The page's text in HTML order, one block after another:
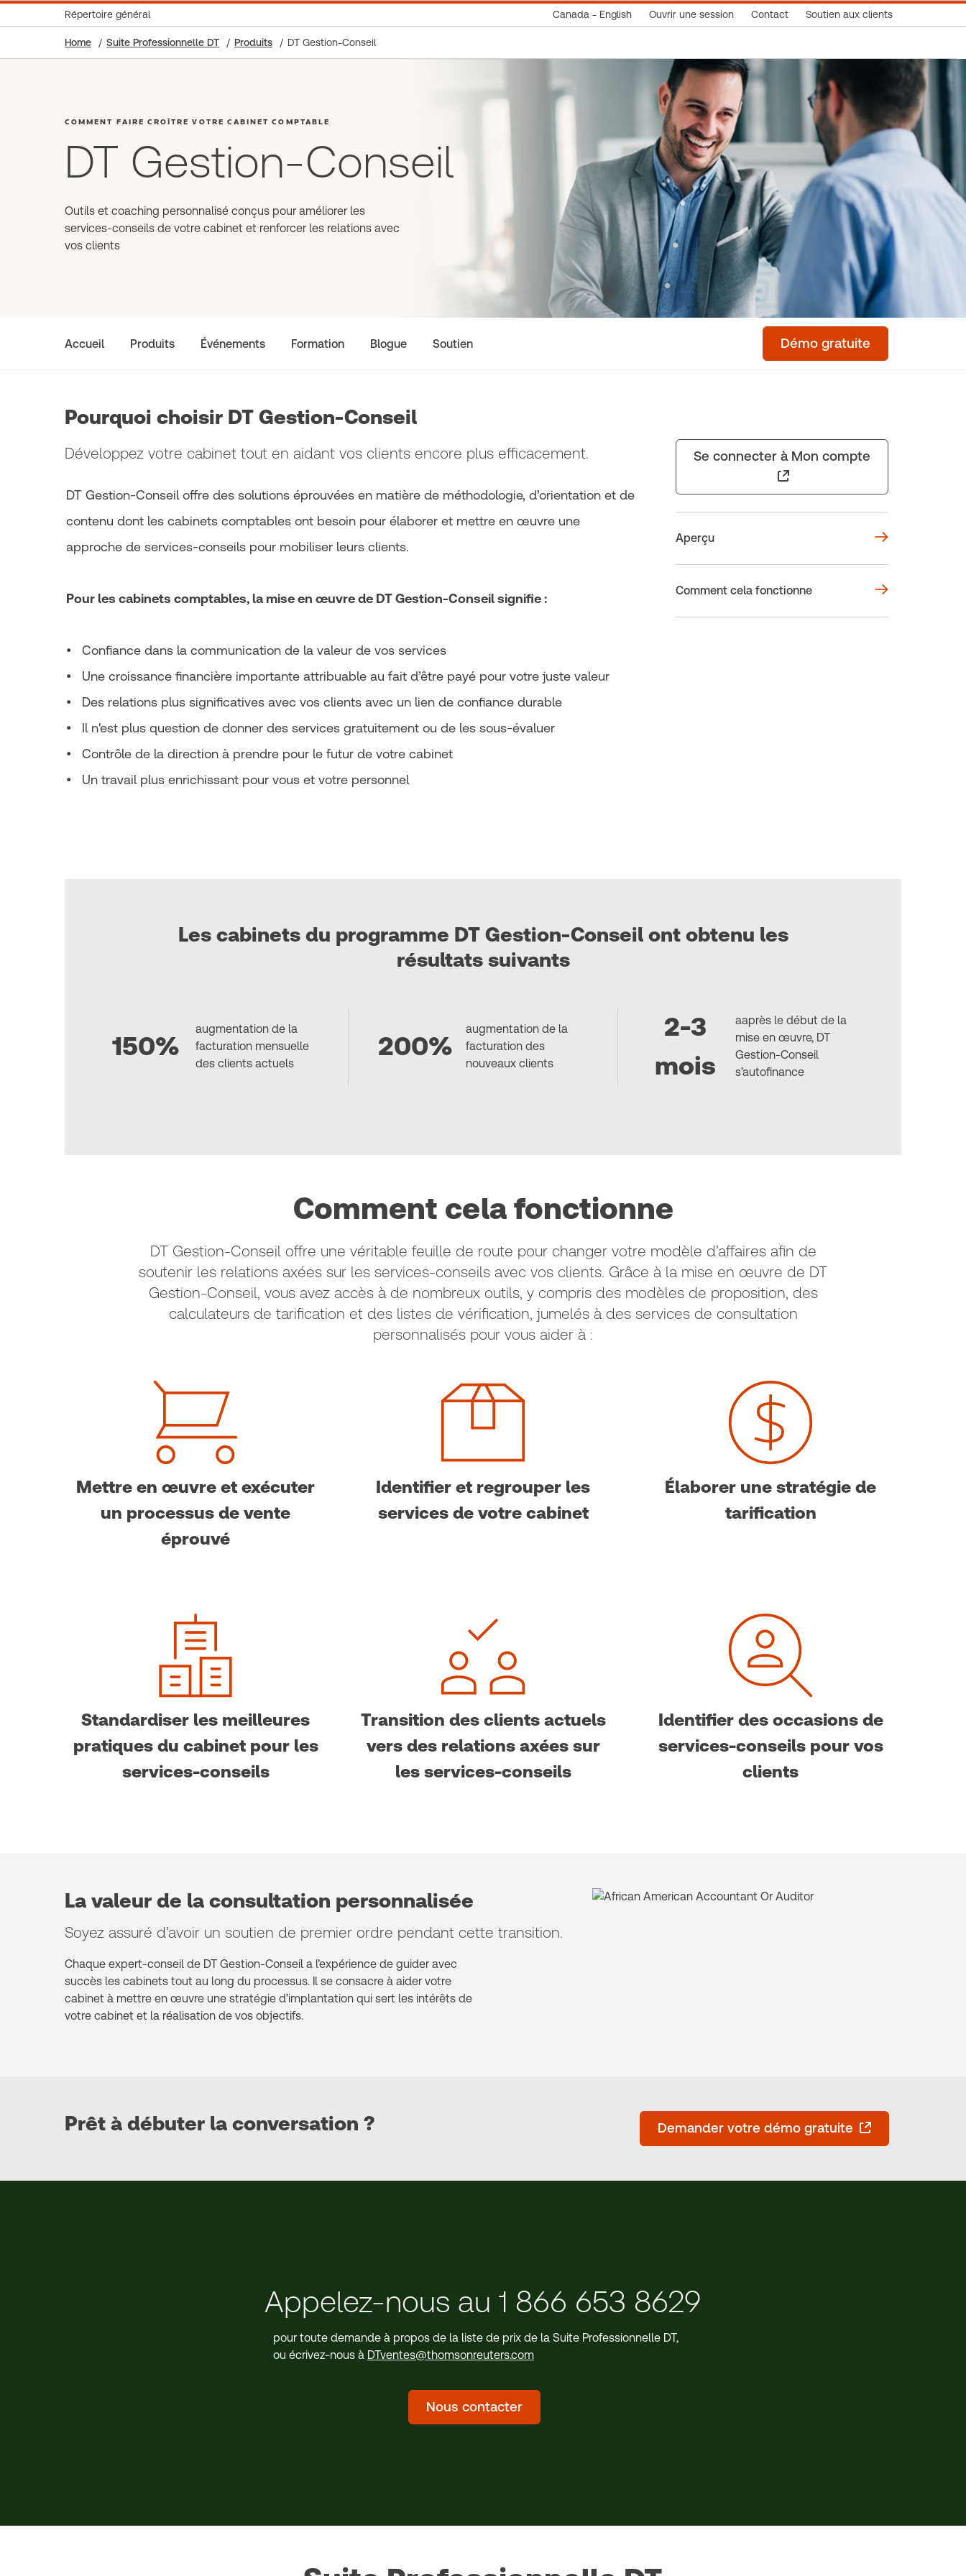
Répertoire général Canada - English Ouvrir une session Contact Soutien aux clients
Home Suite Professionnelle DT Produits DT Gestion-Conseil
COMMENT FAIRE CROÎTRE VOTRE CABINET COMPTABLE
DT Gestion-Conseil
Outils et coaching personnalisé conçus pour améliorer les
services-conseils de votre cabinet et renforcer les relations avec
vos clients
Accueil Produits Événements Formation Blogue Soutien Démo gratuite
Pourquoi choisir DT Gestion-Conseil
Développez votre cabinet tout en aidant vos clients encore plus efficacement.
DT Gestion-Conseil offre des solutions éprouvées en matière de méthodologie, d’orientation et de
contenu dont les cabinets comptables ont besoin pour élaborer et mettre en œuvre une
approche de services-conseils pour mobiliser leurs clients.
Pour les cabinets comptables, la mise en œuvre de DT Gestion-Conseil signifie :
• Confiance dans la communication de la valeur de vos services
• Une croissance financière importante attribuable au fait d’être payé pour votre juste valeur
• Des relations plus significatives avec vos clients avec un lien de confiance durable
• Il n'est plus question de donner des services gratuitement ou de les sous-évaluer
• Contrôle de la direction à prendre pour le futur de votre cabinet
• Un travail plus enrichissant pour vous et votre personnel
Se connecter à Mon compte
Aperçu
Comment cela fonctionne
Les cabinets du programme DT Gestion-Conseil ont obtenu les
résultats suivants
150%
augmentation de la
facturation mensuelle
des clients actuels
200%
augmentation de la
facturation des
nouveaux clients
2-3
mois
aaprès le début de la
mise en œuvre, DT
Gestion-Conseil
s’autofinance
Comment cela fonctionne
DT Gestion-Conseil offre une véritable feuille de route pour changer votre modèle d’affaires afin de
soutenir les relations axées sur les services-conseils avec vos clients. Grâce à la mise en œuvre de DT
Gestion-Conseil, vous avez accès à de nombreux outils, y compris des modèles de proposition, des
calculateurs de tarification et des listes de vérification, jumelés à des services de consultation
personnalisés pour vous aider à :
Mettre en œuvre et exécuter
un processus de vente
éprouvé
Identifier et regrouper les
services de votre cabinet
Élaborer une stratégie de
tarification
Standardiser les meilleures
pratiques du cabinet pour les
services-conseils
Transition des clients actuels
vers des relations axées sur
les services-conseils
Identifier des occasions de
services-conseils pour vos
clients
La valeur de la consultation personnalisée
Soyez assuré d’avoir un soutien de premier ordre pendant cette transition.
Chaque expert-conseil de DT Gestion-Conseil a l’expérience de guider avec
succès les cabinets tout au long du processus. Il se consacre à aider votre
cabinet à mettre en œuvre une stratégie d’implantation qui sert les intérêts de
votre cabinet et la réalisation de vos objectifs.
Prêt à débuter la conversation ? Demander votre démo gratuite
Appelez-nous au 1 866 653 8629
pour toute demande à propos de la liste de prix de la Suite Professionnelle DT,
ou écrivez-nous à DTventes@thomsonreuters.com
Nous contacter